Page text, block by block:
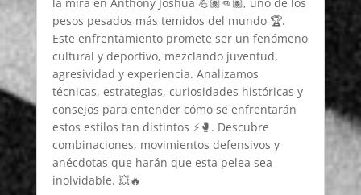
pesos pesados más temidos del mundo 🏆.
Este enfrentamiento promete ser un fenómeno
cultural y deportivo, mezclando juventud,
agresividad y experiencia. Analizamos
técnicas, estrategias, curiosidades históricas y
consejos para entender cómo se enfrentarán
estos estilos tan distintos ⚡🥊. Descubre
combinaciones, movimientos defensivos y
anécdotas que harán que esta pelea sea
inolvidable. 💥🔥